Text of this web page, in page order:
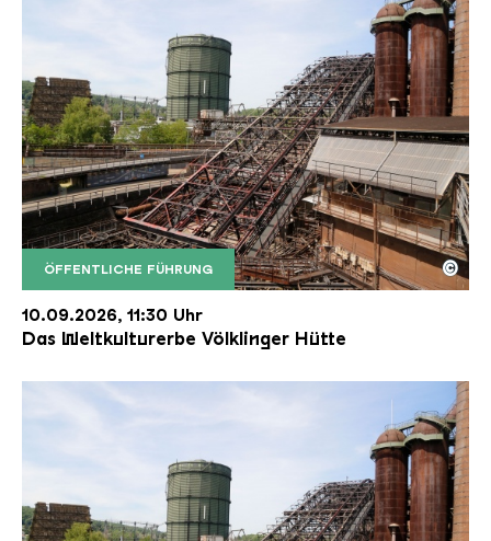
ÖFFENTLICHE FÜHRUNG
Der Erzschrägaufzug der Völklinger Hütte mit
Copyright: Weltkulturerbe Völklinger Hütte | Karl
©
10.09.2026, 11:30 Uhr
Das Weltkulturerbe Völklinger Hütte